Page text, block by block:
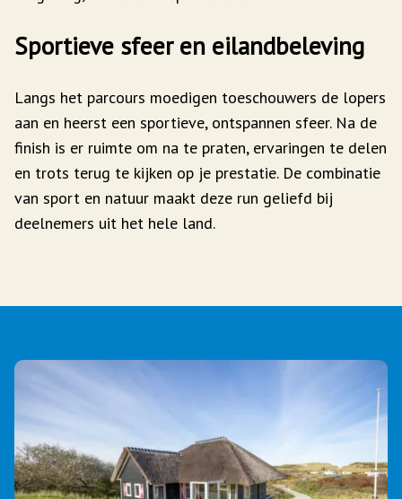
Sportieve sfeer en eilandbeleving
Langs het parcours moedigen toeschouwers de lopers
aan en heerst een sportieve, ontspannen sfeer. Na de
finish is er ruimte om na te praten, ervaringen te delen
en trots terug te kijken op je prestatie. De combinatie
van sport en natuur maakt deze run geliefd bij
deelnemers uit het hele land.